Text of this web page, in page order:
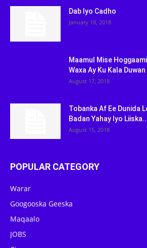
Dab Iyo Cadho
January 18, 2018
Maamul Mise
Waxa Ay Ku Kala
August 17, 2018
Tobanka Af Ee Dunida
Badan Yahay Iyo
August 15, 2018
POPULAR CATEGORY
Warar
Googooska Geeska
Maqaalo
JOBS